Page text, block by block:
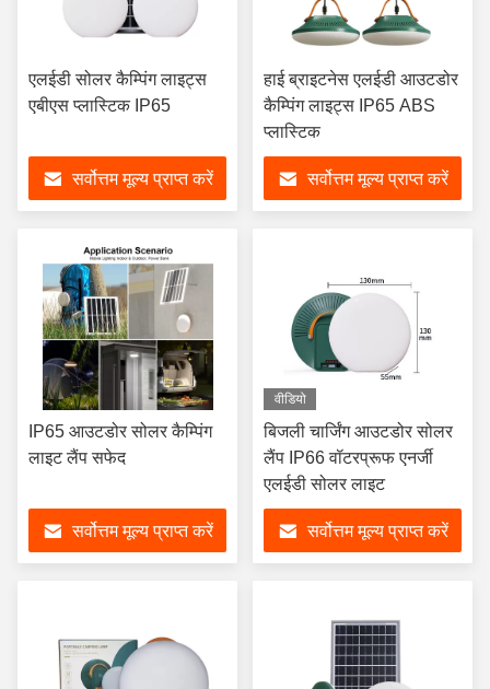
एलईडी सोलर कैम्पिंग लाइट्स
एबीएस प्लास्टिक IP65
सर्वोत्तम मूल्य प्राप्त करें
हाई ब्राइटनेस एलईडी आउटडोर
कैम्पिंग लाइट्स IP65 ABS
प्लास्टिक
सर्वोत्तम मूल्य प्राप्त करें
IP65 आउटडोर सोलर कैम्पिंग
लाइट लैंप सफेद
सर्वोत्तम मूल्य प्राप्त करें
वीडियो
बिजली चार्जिंग आउटडोर सोलर
लैंप IP66 वॉटरप्रूफ एनर्जी
एलईडी सोलर लाइट
सर्वोत्तम मूल्य प्राप्त करें